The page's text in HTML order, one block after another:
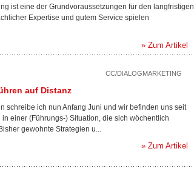
ist eine der Grundvoraussetzungen für den langfristigen
Expertise und gutem Service spielen
» Zum Artikel
CC/DIALOGMARKETING
auf Distanz
schreibe ich nun Anfang Juni und wir befinden uns seit
in einer (Führungs-) Situation, die sich wöchentlich
gewohnte Strategien u...
» Zum Artikel